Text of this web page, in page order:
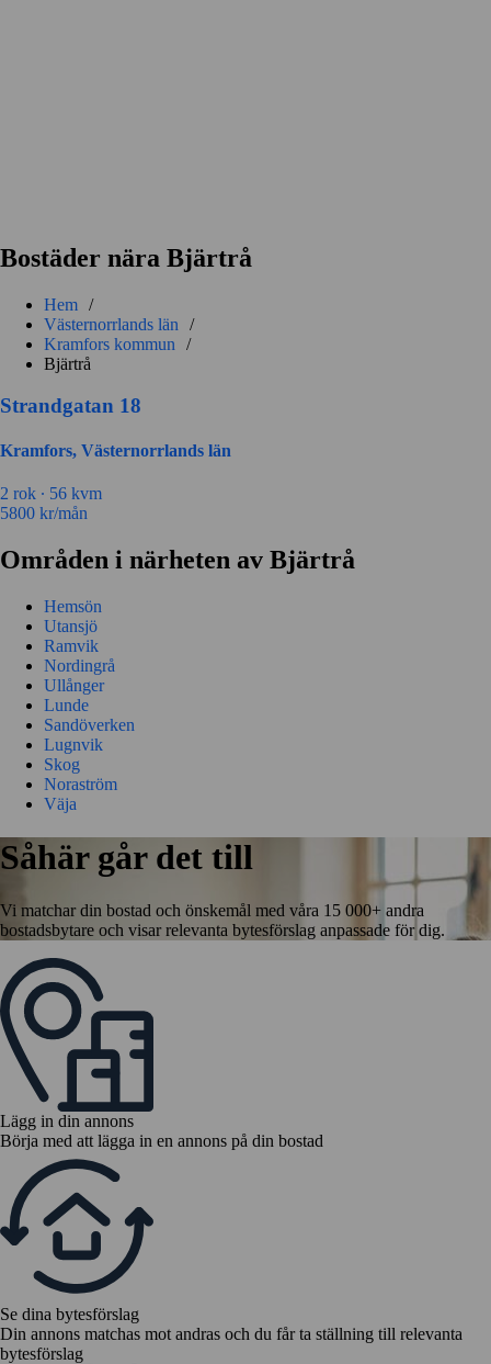
Bostäder nära Bjärtrå
Hem /
Västernorrlands län
/
Kramfors kommun
/
Bjärtrå
Strandgatan 18
Kramfors, Västernorrlands län
2 rok ∙ 56 kvm
5800 kr/mån
Områden i närheten av Bjärtrå
Hemsön
Utansjö
Ramvik
Nordingrå
Ullånger
Lunde
Sandöverken
Lugnvik
Skog
Noraström
Väja
Såhär går det till
Vi matchar din bostad och önskemål med våra 15 000+ andra
bostadsbytare och visar relevanta bytesförslag anpassade för dig.
Lägg in din annons
Börja med att lägga in en annons på din bostad
Se dina bytesförslag
Din annons matchas mot andras och du får ta ställning till relevanta
bytesförslag